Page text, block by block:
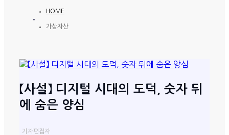
HOME
가상자산
【사설】 디지털 시대의 도덕, 숫자 뒤
에 숨은 양심
기자편집자